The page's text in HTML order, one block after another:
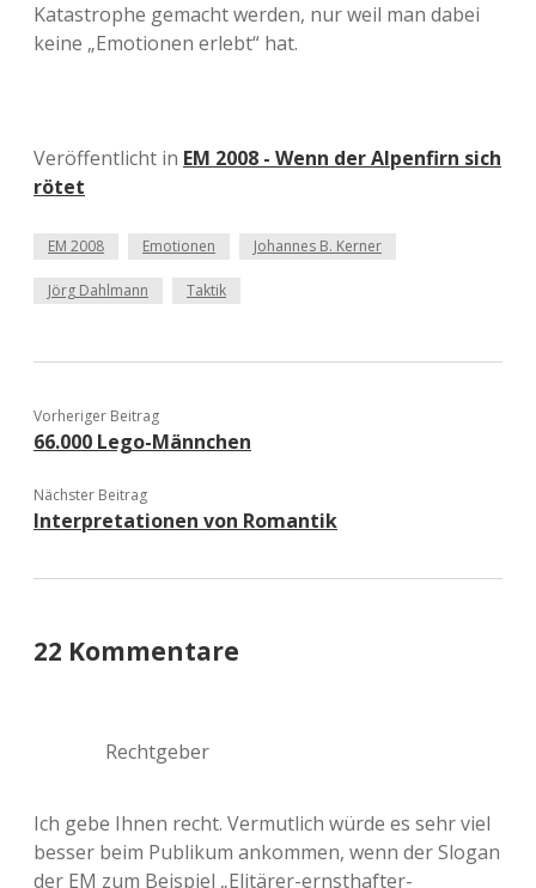
Katastrophe gemacht werden, nur weil man dabei
keine „Emotionen erlebt“ hat.
Veröffentlicht in EM 2008 - Wenn der Alpenfirn sich
rötet
EM 2008 Emotionen Johannes B. Kerner
Jörg Dahlmann Taktik
Vorheriger Beitrag
66.000 Lego-Männchen
Nächster Beitrag
Interpretationen von Romantik
22 Kommentare
Rechtgeber
Ich gebe Ihnen recht. Vermutlich würde es sehr viel
besser beim Publikum ankommen, wenn der Slogan
der EM zum Beispiel „Elitärer-ernsthafter-